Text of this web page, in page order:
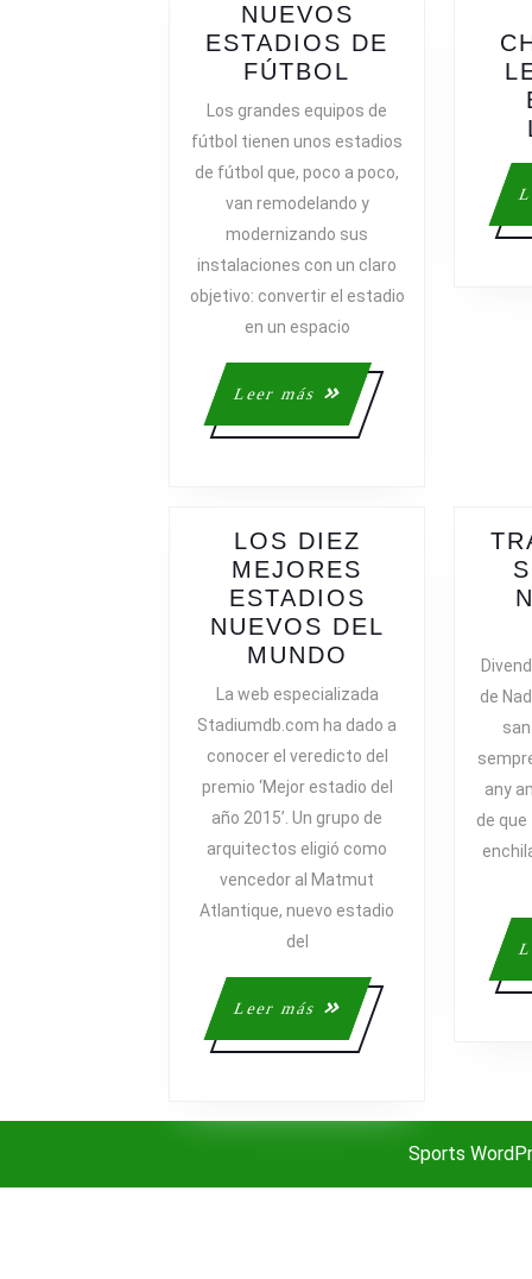
NUEVOS
ESTADIOS DE
FÚTBOL
ESTADIOS
FÚTBOL
Los grandes equipos de
fútbol tienen unos estadios
de fútbol que, poco a poco,
van remodelando y
modernizando sus
instalaciones con un claro
objetivo: convertir el estadio
en un espacio
Leer más
Leer
más
LOS DIEZ
MEJORES
ESTADIOS
NUEVOS DEL
MUNDO
DIEZ
ESTADIOS
NUEVOS
DEL
MUNDO
La web especializada
Stadiumdb.com ha dado a
conocer el veredicto del
premio ‘Mejor estadio del
año 2015’. Un grupo de
arquitectos eligió como
vencedor al Matmut
Atlantique, nuevo estadio
del
Leer más
Leer
más
de
any
de
Sports